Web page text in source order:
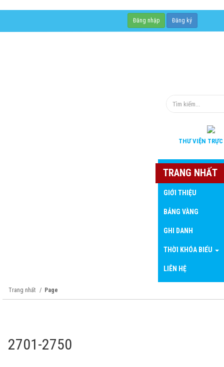
Đăng nhập Đăng ký
THƯ VIỆN
TRANG NHẤT
GIỚI THIỆU
BẢNG VÀNG
GHI DANH
THỜI KHÓA BIỂU
LIÊN HỆ
Trang nhất Page
2701-2750